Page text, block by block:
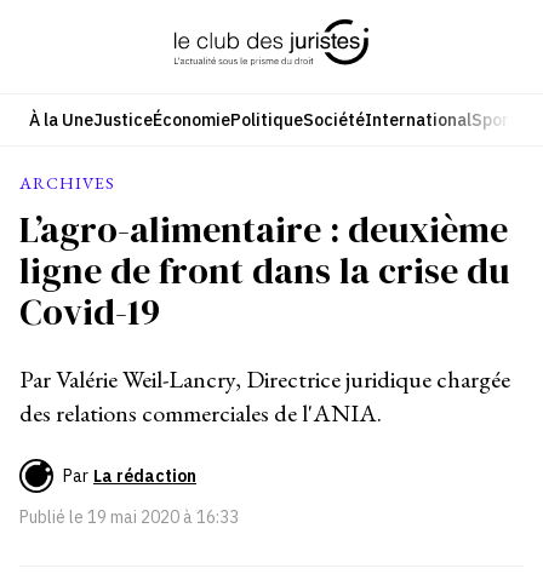
À la UneJusticeÉconomiePolitiqueSociétéInternationalSport
ARCHIVES
L’agro-alimentaire : deuxième
ligne de front dans la crise du
Covid-19
Par Valérie Weil-Lancry, Directrice juridique chargée
des relations commerciales de l'ANIA.
Par La rédaction
Publié le 19 mai 2020 à 16:33